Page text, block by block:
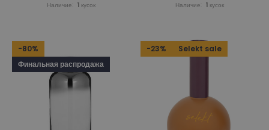
Наличие: 1 кусок Наличие: 1 кусок
-80%
Финальная распродажа
-23% Selekt sale